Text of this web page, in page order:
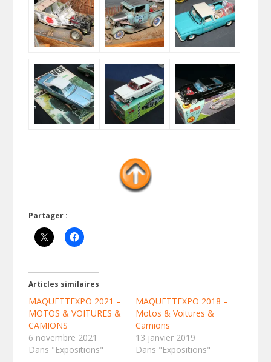
Partager :
Articles similaires
MAQUETTEXPO 2021 –
MOTOS & VOITURES &
CAMIONS
6 novembre 2021
Dans "Expositions"
MAQUETTEXPO 2018 –
Motos & Voitures &
Camions
13 janvier 2019
Dans "Expositions"